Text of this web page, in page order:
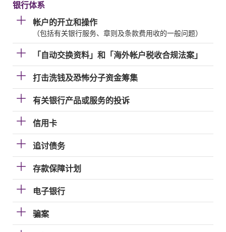
银行体系
帐户的开立和操作
（包括有关银行服务、章则及条款费用收的一般问题）
「自动交换资料」和「海外帐户税收合规法案」
打击洗钱及恐怖分子资金筹集
有关银行产品或服务的投诉
信用卡
追讨债务
存款保障计划
电子银行
骗案